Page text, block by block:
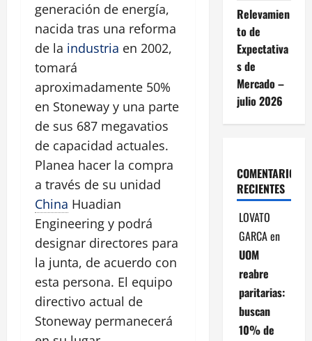
generación de energía,
nacida tras una reforma
de la industria en 2002,
tomará
aproximadamente 50%
en Stoneway y una parte
de sus 687 megavatios
de capacidad actuales.
Planea hacer la compra
a través de su unidad
China Huadian
Engineering y podrá
designar directores para
la junta, de acuerdo con
esta persona. El equipo
directivo actual de
Stoneway permanecerá
Relevamien
to de
Expectativa
s de
Mercado –
julio 2026
COMENTARIOS
RECIENTES
LOVATO
GARCAen
UOM
reabre
paritarias:
buscan
10% de